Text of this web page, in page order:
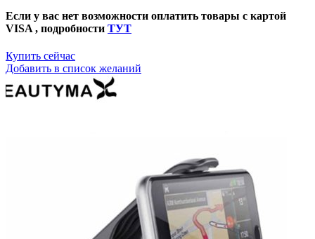
Если у вас нет возможности оплатить товары с картой
VISA , подробности ТУТ
Купить сейчас
Добавить в список желаний